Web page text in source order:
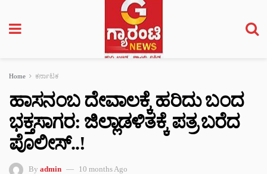
Home ಕರ್ನಾಟಕ
ಹಾಸನಂಬ ದೇವಾಲಕ್ಕೆ ಹರಿದು ಬಂದ
ಭಕ್ತಸಾಗರ: ಜಿಲ್ಲಾಡಳಿತಕ್ಕೆ ಪತ್ರ ಬರೆದ
ಪೊಲೀಸ್..!
By admin 10 months Ago